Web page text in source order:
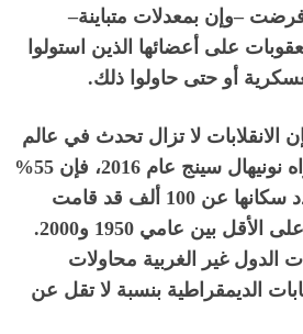
فرضت–وإن بمعدلات متباينة–
على أعضائها الذين استولوا
أو حتى حاولوا ذلك.
الانقلابات لا تزال تحدث في عالم
نونيهال سينج عام 2016، فإن 55%
سكانها عن 100 ألف قد قامت
الأقل بين عامي 1950 و2000.
الدول غير الغربية محاولات
الديمقراطية بنسبة لا تقل عن